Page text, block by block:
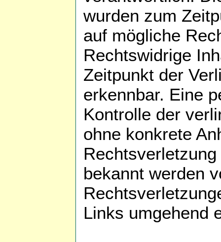
wurden zum
auf mögliche
Rechtswidrige
Zeitpunkt der
erkennbar. Eine
Kontrolle der
ohne konkrete
bekannt werden
Links umgehend